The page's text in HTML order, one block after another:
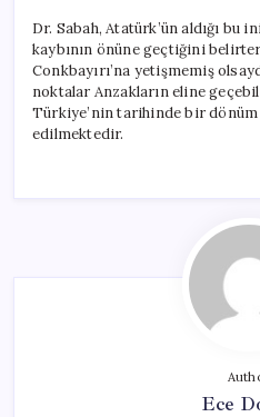
Dr. Sabah, Atatürk’ün aldığı bu
kaybının önüne geçtiğini
Conkbayırı’na yetişmemiş
noktalar Anzakların eline
Türkiye’nin tarihinde bir dönüm
edilmektedir.
Ece